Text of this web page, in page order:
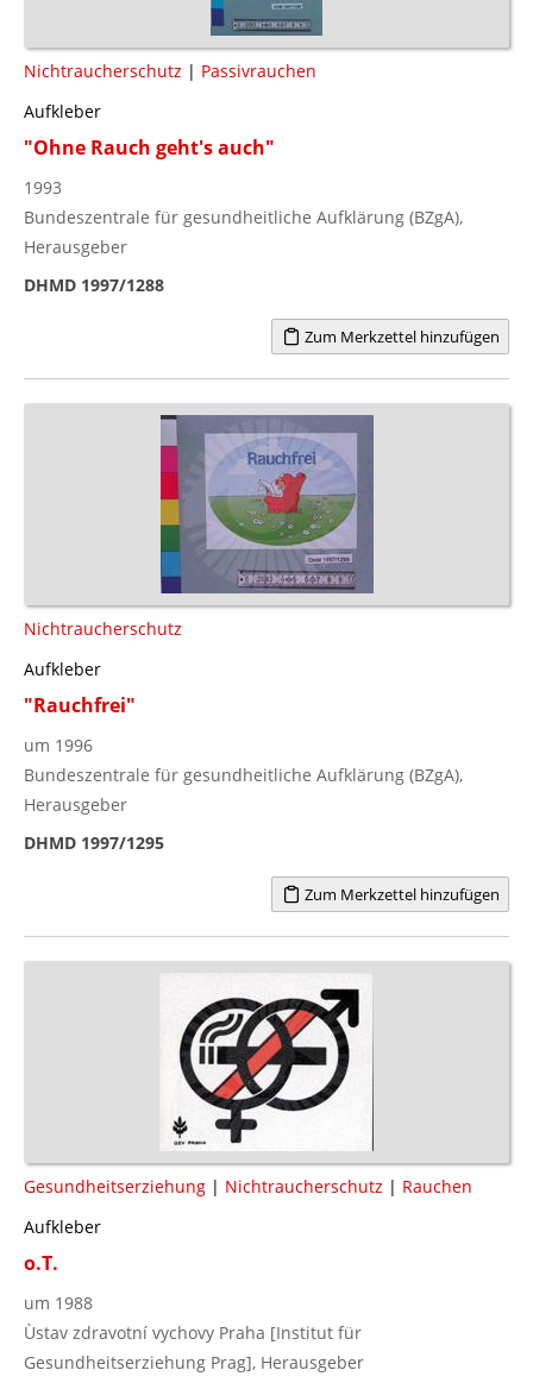
Nichtraucherschutz | Passivrauchen
Aufkleber
"Ohne Rauch geht's auch"
1993
Bundeszentrale für gesundheitliche Aufklärung (BZgA),
Herausgeber
DHMD 1997/1288
Zum Merkzettel hinzufügen
Nichtraucherschutz
Aufkleber
"Rauchfrei"
um 1996
Bundeszentrale für gesundheitliche Aufklärung (BZgA),
Herausgeber
DHMD 1997/1295
Zum Merkzettel hinzufügen
Gesundheitserziehung | Nichtraucherschutz | Rauchen
Aufkleber
o.T.
um 1988
Ùstav zdravotní vychovy Praha [Institut für
Gesundheitserziehung Prag], Herausgeber